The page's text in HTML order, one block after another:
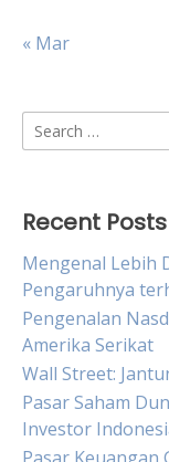
« Mar
Search
for:
Recent Posts
Mengenal Lebih
Pengaruhnya
Pengenalan
Amerika Serikat
Wall Street:
Pasar Saham
Investor